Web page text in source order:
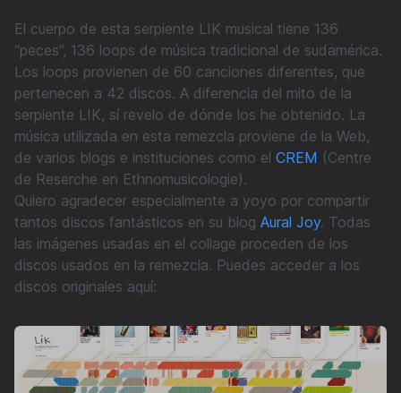
El cuerpo de esta serpiente LIK musical tiene 136
“peces”, 136 loops de música tradicional de sudamérica.
Los loops provienen de 60 canciones diferentes, que
pertenecen a 42 discos. A diferencia del mito de la
serpiente LIK, sí revelo de dónde los he obtenido. La
música utilizada en esta remezcla proviene de la Web,
de varios blogs e instituciones como el CREM (Centre
de Reserche en Ethnomusicologie).
Quiero agradecer especialmente a yoyo por compartir
tantos discos fantásticos en su blog Aural Joy. Todas
las imágenes usadas en el collage proceden de los
discos usados en la remezcla. Puedes acceder a los
discos originales aquí: